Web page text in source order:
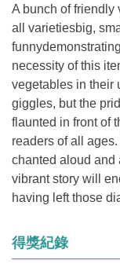
A bunch of friendly
all varietiesbig,
necessity of this
vegetables in their
giggles, but the
flaunted in front of
readers of all
chanted aloud and
vibrant story will
having left those
得獎紀錄